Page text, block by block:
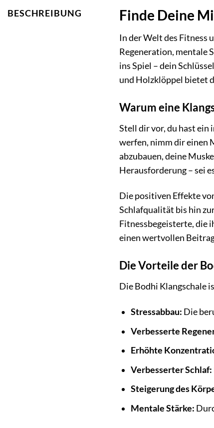
BESCHREIBUNG Finde Deine
In der Welt des Fitness
Regeneration, mentale
ins Spiel – dein
und Holzklöppel bietet
Warum eine
Stell dir vor, du hast ein
werfen, nimm dir einen
abzubauen, deine
Herausforderung – sei
Die positiven Effekte
Schlafqualität bis hin
Fitnessbegeisterte, die
einen wertvollen
Die Vorteile der
Die Bodhi Klangschale
Stressabbau: Die
Verbesserte
Erhöhte
Verbesserter Schlaf:
Steigerung des
Mentale Stärke: